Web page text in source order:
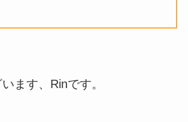
ます、Rinです。